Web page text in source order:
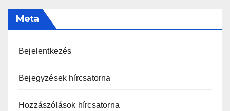
Meta
Bejelentkezés
Bejegyzések hírcsatorna
Hozzászólások hírcsatorna